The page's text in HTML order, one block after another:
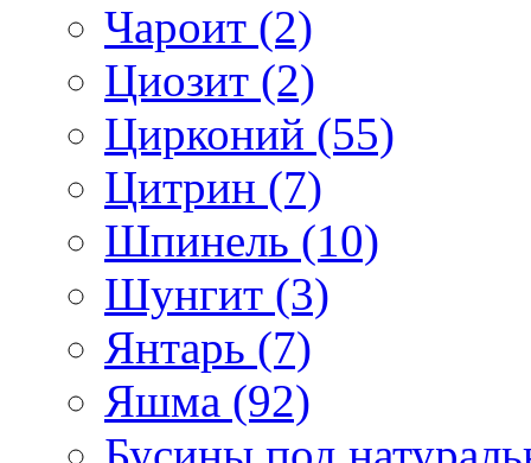
Чароит (2)
Циозит (2)
Цирконий (55)
Цитрин (7)
Шпинель (10)
Шунгит (3)
Янтарь (7)
Яшма (92)